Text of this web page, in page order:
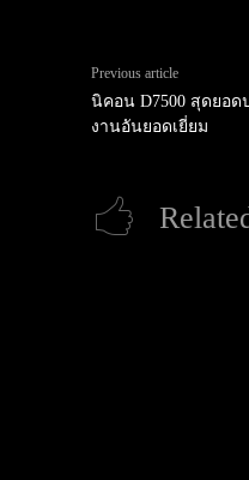
Previous article
นิคอน D7500 สุดยอ
งานอันยอดเยี่ยม